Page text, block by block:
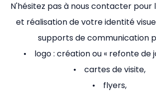
N'hésitez pas à nous contacter
et réalisation de votre identité
supports de communication
• logo : création ou « refonte de
• cartes de visite,
• flyers,